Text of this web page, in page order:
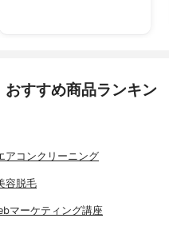
すすめ商品ランキン
アコンクリーニング
容脱毛
マーケティング講座